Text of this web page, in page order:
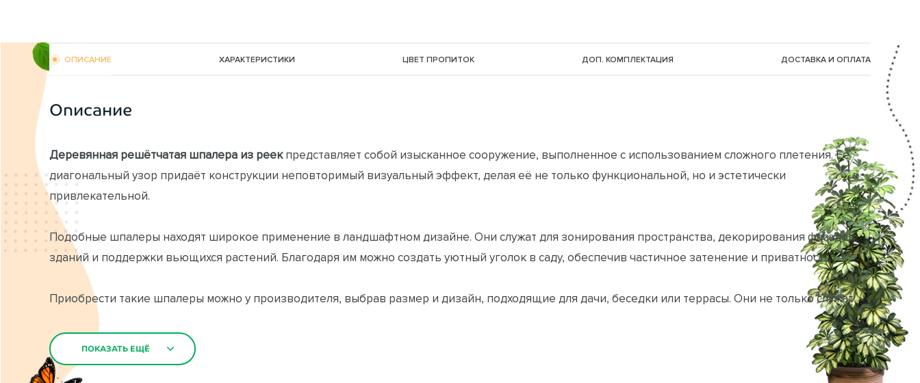
ОПИСАНИЕ ХАРАКТЕРИСТИКИ ЦВЕТ ПРОПИТОК ДОП. КОМПЛЕКТАЦИЯ ДОСТАВКА И ОПЛАТА
Описание
Деревянная решётчатая шпалера из реекпредставляет собой изысканное сооружение, выполненное с использованием сложного плетения. Её
диагональный узор придаёт конструкции неповторимый визуальный эффект, делая её не только функциональной, но и эстетически
привлекательной.
Подобные шпалеры находят широкое применение в ландшафтном дизайне. Они служат для зонирования пространства, декорирования фасадов
зданий и поддержки вьющихся растений. Благодаря им можно создать уютный уголок в саду, обеспечив частичное затенение и приватность.
Приобрести такие шпалеры можно у производителя, выбрав размер и дизайн, подходящие для дачи, беседки или террасы. Они не только служат
Основные преимущества интернет-магазина ВБеседки.Ру:
ПОКАЗАТЬ ЕЩЁ